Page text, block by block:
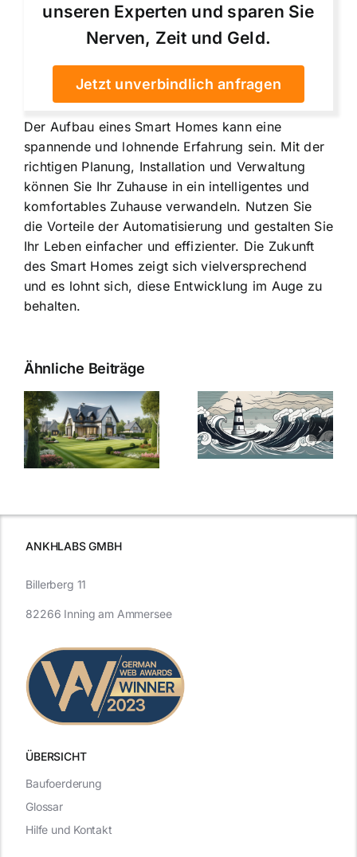
unseren Experten und sparen Sie
Nerven, Zeit und Geld.
Jetzt unverbindlich anfragen
Der Aufbau eines Smart Homes kann eine
spannende und lohnende Erfahrung sein. Mit der
richtigen Planung, Installation und Verwaltung
können Sie Ihr Zuhause in ein intelligentes und
komfortables Zuhause verwandeln. Nutzen Sie
die Vorteile der Automatisierung und gestalten Sie
Ihr Leben einfacher und effizienter. Die Zukunft
des Smart Homes zeigt sich vielversprechend
und es lohnt sich, diese Entwicklung im Auge zu
behalten.
Ähnliche Beiträge
Bauzinsen im
Sturm: Die
aktuelle
Entwicklung
Die Evolution
der
Bauzinsen: Ein
Blick in die
ANKHLABS GMBH
ÜBERSICHT
Billerberg 11
82266 Inning am Ammersee
Baufoerderung
Glossar
Hilfe und Kontakt